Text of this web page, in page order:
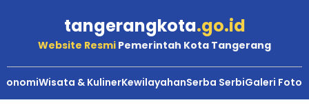
tangerangkota.go.id
Website Resmi Pemerintah Kota Tangerang
Wisata & KulinerKewilayahanSerba SerbiGaleri Foto